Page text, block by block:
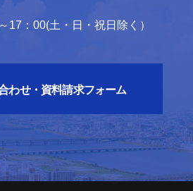
17：00(土・日・祝日除く）
わせ・資料請求フォーム